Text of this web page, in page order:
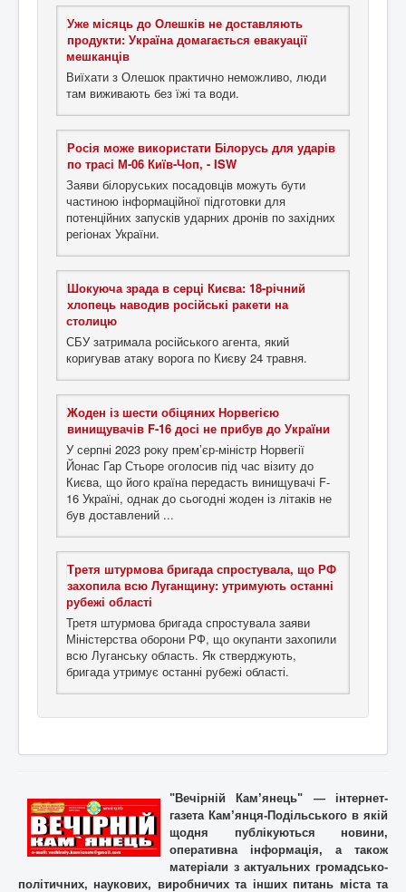
Уже місяць до Олешків не доставляють
продукти: Україна домагається евакуації
мешканців
Виїхати з Олешок практично неможливо, люди
там виживають без їжі та води.
Росія може використати Білорусь для ударів
по трасі М-06 Київ-Чоп, - ISW
Заяви білоруських посадовців можуть бути
частиною інформаційної підготовки для
потенційних запусків ударних дронів по західних
регіонах України.
Шокуюча зрада в серці Києва: 18-річний
хлопець наводив російські ракети на
столицю
СБУ затримала російського агента, який
коригував атаку ворога по Києву 24 травня.
Жоден із шести обіцяних Норвегією
винищувачів F-16 досі не прибув до України
У серпні 2023 року прем’єр-міністр Норвегії
Йонас Гар Стьоре оголосив під час візиту до
Києва, що його країна передасть винищувачі F-
16 Україні, однак до сьогодні жоден із літаків не
був доставлений ...
Третя штурмова бригада спростувала, що РФ
захопила всю Луганщину: утримують останні
рубежі області
Третя штурмова бригада спростувала заяви
Міністерства оборони РФ, що окупанти захопили
всю Луганську область. Як стверджують,
бригада утримує останні рубежі області.
"Вечірній Кам’янець" — інтернет-
газета Кам’янця-Подільського в якій
щодня публікуються новини,
оперативна інформація, а також
матеріали з актуальних громадсько-
політичних, наукових, виробничих та інших питань міста та